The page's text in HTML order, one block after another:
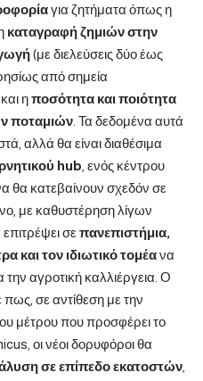
για ζητήματα όπως η
καταγραφή ζημιών στην
(με διελεύσεις δύο έως
από σημεία
ηποσότητα και ποιότητα
ποταμιών . Τα δεδομένα αυτά
αλλά θα είναι διαθέσιμα
hub , ενός κέντρου
θα κατεβαίνουν σχεδόν σε
με καθυστέρηση λίγων
σεπανεπιστήμια,
και τον ιδιωτικό τομέανα
την αγροτική καλλιέργεια. Ο
πως, σε αντίθεση με την
μέτρου που προσφέρει το
οι νέοι δορυφόροι θα
σε επίπεδο εκατοστών